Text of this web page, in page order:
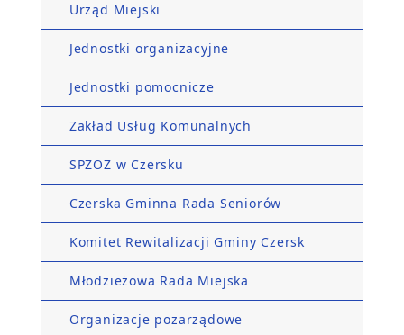
Urząd Miejski
Jednostki organizacyjne
Jednostki pomocnicze
Zakład Usług Komunalnych
SPZOZ w Czersku
Czerska Gminna Rada Seniorów
Komitet Rewitalizacji Gminy Czersk
Młodzieżowa Rada Miejska
Organizacje pozarządowe